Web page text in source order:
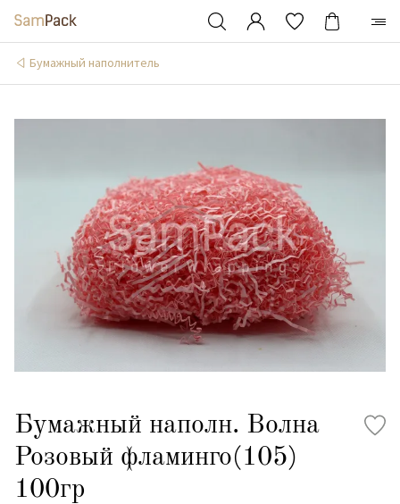
Бумажный наполнитель
Бумажный наполн. Волна
Розовый фламинго(105)
100гр